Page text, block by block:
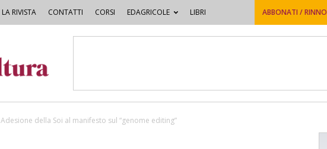
LA RIVISTA CONTATTI CORSI EDAGRICOLE LIBRI ABBONATI /
Adesione della Soi al manifesto sul “genome editing”